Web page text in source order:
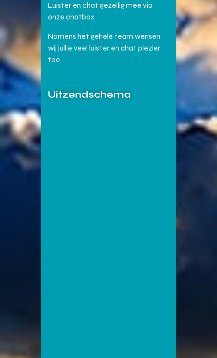
Luister en chat gezellig mee via
onze chatbox
Namens het gehele team wensen
wij jullie veel luister en chat plezier
toe
Uitzendschema